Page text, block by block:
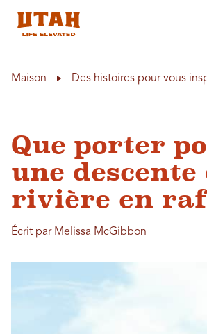
Maison Des histoires pour vous
Que porter
une descente
rivière en
Écrit par Melissa McGibbon